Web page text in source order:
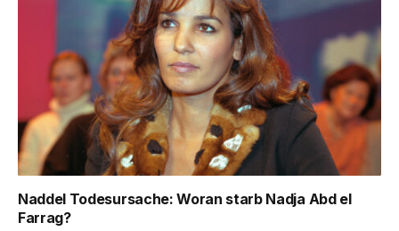
Naddel Todesursache: Woran starb Nadja Abd el
Farrag?